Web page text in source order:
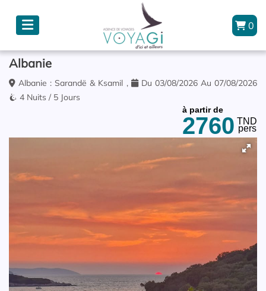
0
Albanie
Albanie : Sarandë & Ksamil ,
Du 03/08/2026 Au 07/08/2026
4 Nuits / 5 Jours
à partir de
2760 TND
pers